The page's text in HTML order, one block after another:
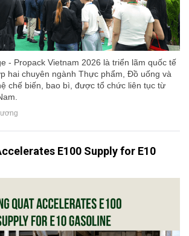
- Propack Vietnam 2026 là triển lãm quốc tế
hai chuyên ngành Thực phẩm, Đồ uống và
chế biến, bao bì, được tổ chức liên tục từ
E100 Supply for E10